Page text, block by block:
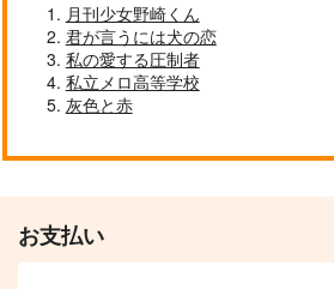
月刊少女野崎くん
君が言うには犬の恋
私の愛する圧制者
私立メロ高等学校
灰色と赤
お支払い